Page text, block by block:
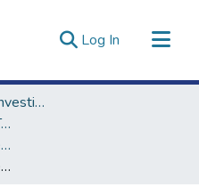
Log In (current)
Centro Nacional de Investigación Social e Interculturalidad en Salud
Subdirección de Medicina Tradicional, Interculturalidad e Investigación Social en Salud
Libro - Subdirección de Medicina Tradicional, Interculturalidad e Investigación Social en Salud
Los síndromes culturales en la medicina tradicional